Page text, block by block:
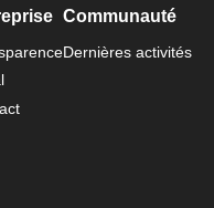
Communauté
Dernières activités